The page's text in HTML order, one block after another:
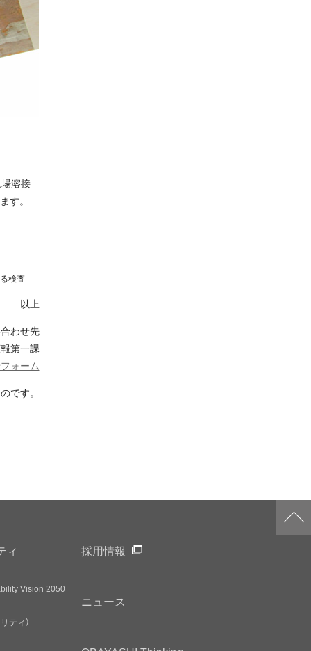
溶接
す。
検査
以上
わせ先
第一課
ォーム
です。
ィ
Vision 2050
ティ）
採用情報
ニュース